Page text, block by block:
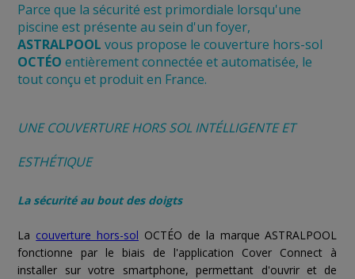
Parce que la sécurité est primordiale lorsqu'une
piscine est présente au sein d'un foyer,
ASTRALPOOL vous propose le couverture hors-sol
OCTÉO entièrement connectée et automatisée, le
tout conçu et produit en France.
UNE COUVERTURE HORS SOL INTÉLLIGENTE ET
ESTHÉTIQUE
La sécurité au bout des doigts
La couverture hors-sol OCTÉO de la marque ASTRALPOOL
fonctionne par le biais de l'application Cover Connect à
installer sur votre smartphone, permettant d'ouvrir et de